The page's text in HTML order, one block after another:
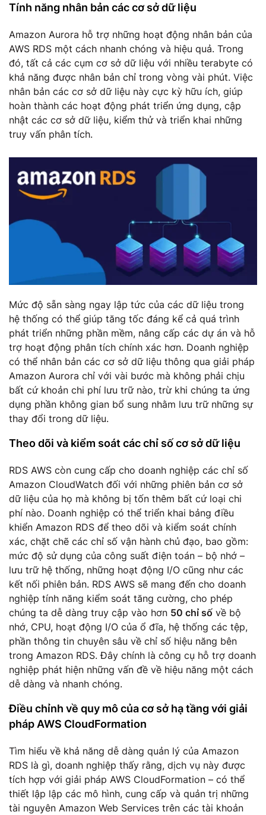
Tính năng nhân bản các cơ sở dữ liệu
Amazon Aurora hỗ trợ những hoạt động nhân bản của
AWS RDS một cách nhanh chóng và hiệu quả. Trong
đó, tất cả các cụm cơ sở dữ liệu với nhiều terabyte có
khả năng được nhân bản chỉ trong vòng vài phút. Việc
nhân bản các cơ sở dữ liệu này cực kỳ hữu ích, giúp
hoàn thành các hoạt động phát triển ứng dụng, cập
nhật các cơ sở dữ liệu, kiểm thử và triển khai những
truy vấn phân tích.
Mức độ sẵn sàng ngay lập tức của các dữ liệu trong
hệ thống có thể giúp tăng tốc đáng kể cả quá trình
phát triển những phần mềm, nâng cấp các dự án và hỗ
trợ hoạt động phân tích chính xác hơn. Doanh nghiệp
có thể nhân bản các cơ sở dữ liệu thông qua giải pháp
Amazon Aurora chỉ với vài bước mà không phải chịu
bất cứ khoản chi phí lưu trữ nào, trừ khi chúng ta ứng
dụng phần không gian bổ sung nhằm lưu trữ những sự
thay đổi trong dữ liệu.
Theo dõi và kiểm soát các chỉ số cơ sở dữ liệu
RDS AWS còn cung cấp cho doanh nghiệp các chỉ số
Amazon CloudWatch đối với những phiên bản cơ sở
dữ liệu của họ mà không bị tốn thêm bất cứ loại chi
phí nào. Doanh nghiệp có thể triển khai bảng điều
khiển Amazon RDS để theo dõi và kiểm soát chính
xác, chặt chẽ các chỉ số vận hành chủ đạo, bao gồm:
mức độ sử dụng của công suất điện toán – bộ nhớ –
lưu trữ hệ thống, những hoạt động I/O cũng như các
kết nối phiên bản. RDS AWS sẽ mang đến cho doanh
nghiệp tính năng kiểm soát tăng cường, cho phép
chúng ta dễ dàng truy cập vào hơn 50 chỉ số về bộ
nhớ, CPU, hoạt động I/O của ổ đĩa, hệ thống các tệp,
phần thông tin chuyên sâu về chỉ số hiệu năng bên
trong Amazon RDS. Đây chính là công cụ hỗ trợ doanh
nghiệp phát hiện những vấn đề về hiệu năng một cách
dễ dàng và nhanh chóng.
Điều chỉnh về quy mô của cơ sở hạ tầng với giải
pháp AWS CloudFormation
Tìm hiểu về khả năng dễ dàng quản lý của Amazon
RDS là gì, doanh nghiệp thấy rằng, dịch vụ này được
tích hợp với giải pháp AWS CloudFormation – có thể
thiết lập lập các mô hình, cung cấp và quản trị những
tài nguyên Amazon Web Services trên các tài khoản